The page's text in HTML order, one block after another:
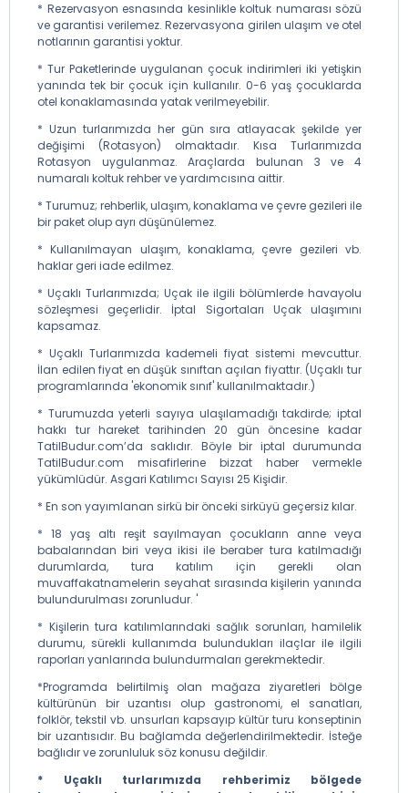
* Rezervasyon esnasında kesinlikle koltuk numarası sözü
ve garantisi verilemez. Rezervasyona girilen ulaşım ve otel
notlarının garantisi yoktur.
* Tur Paketlerinde uygulanan çocuk indirimleri iki yetişkin
yanında tek bir çocuk için kullanılır. 0-6 yaş çocuklarda
otel konaklamasında yatak verilmeyebilir.
* Uzun turlarımızda her gün sıra atlayacak şekilde yer
değişimi (Rotasyon) olmaktadır. Kısa Turlarımızda
Rotasyon uygulanmaz. Araçlarda bulunan 3 ve 4
numaralı koltuk rehber ve yardımcısına aittir.
* Turumuz; rehberlik, ulaşım, konaklama ve çevre gezileri ile
bir paket olup ayrı düşünülemez.
* Kullanılmayan ulaşım, konaklama, çevre gezileri vb.
haklar geri iade edilmez.
* Uçaklı Turlarımızda; Uçak ile ilgili bölümlerde havayolu
sözleşmesi geçerlidir. İptal Sigortaları Uçak ulaşımını
kapsamaz.
* Uçaklı Turlarımızda kademeli fiyat sistemi mevcuttur.
İlan edilen fiyat en düşük sınıftan açılan fiyattır. (Uçaklı tur
programlarında 'ekonomik sınıf' kullanılmaktadır.)
* Turumuzda yeterli sayıya ulaşılamadığı takdirde; iptal
hakkı tur hareket tarihinden 20 gün öncesine kadar
TatilBudur.com’da saklıdır. Böyle bir iptal durumunda
TatilBudur.com misafirlerine bizzat haber vermekle
yükümlüdür. Asgari Katılımcı Sayısı 25 Kişidir.
* En son yayımlanan sirkü bir önceki sirküyü geçersiz kılar.
* 18 yaş altı reşit sayılmayan çocukların anne veya
babalarından biri veya ikisi ile beraber tura katılmadığı
durumlarda, tura katılım için gerekli olan
muvaffakatnamelerin seyahat sırasında kişilerin yanında
bulundurulması zorunludur. '
* Kişilerin tura katılımlarındaki sağlık sorunları, hamilelik
durumu, sürekli kullanımda bulundukları ilaçlar ile ilgili
raporları yanlarında bulundurmaları gerekmektedir.
*Programda belirtilmiş olan mağaza ziyaretleri bölge
kültürünün bir uzantısı olup gastronomi, el sanatları,
folklör, tekstil vb. unsurları kapsayıp kültür turu konseptinin
bir uzantısıdır. Bu bağlamda değerlendirilmektedir. İsteğe
bağlıdır ve zorunluluk söz konusu değildir.
* Uçaklı turlarımızda rehberimiz bölgede